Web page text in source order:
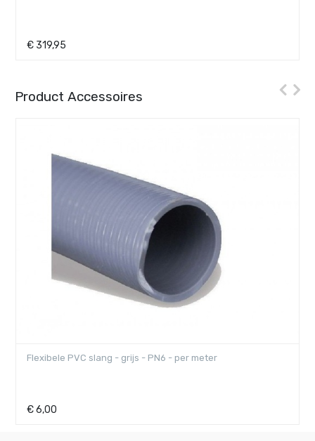
€ 319,95
Product Accessoires
Flexibele PVC slang - grijs - PN6 - per meter
€6,00